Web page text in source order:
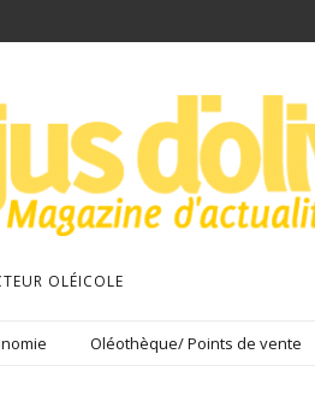
OLÉICOLE
Oléothèque/ Points de vente